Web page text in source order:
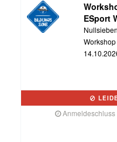
ESport
Anmeldeschluss